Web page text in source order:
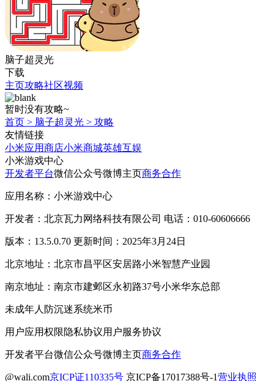
脑子超灵光
下载
主页攻略社区视频
暂时没有攻略~
首页 > 脑子超灵光 > 攻略
友情链接
小米应用商店小米商城英雄互娱
小米游戏中心
开发者平台微信公众号微博主页商务合作
应用名称：小米游戏中心
开发者：北京瓦力网络科技有限公司 电话：010-60606666
版本：13.5.0.70 更新时间：2025年3月24日
北京地址：北京市昌平区安居路小米智慧产业园
南京地址：南京市建邺区永初路37号小米华东总部
未成年人防沉迷系统米币
用户应用权限隐私协议用户服务协议
开发者平台微信公众号微博主页商务合作
@wali.com京ICP证110335号 京ICP备17017388号-1营业执照